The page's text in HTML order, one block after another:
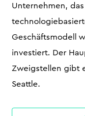
Unternehmen,
Geschäftsmodell
investiert. Der
Zweigstellen gibt
Seattle.